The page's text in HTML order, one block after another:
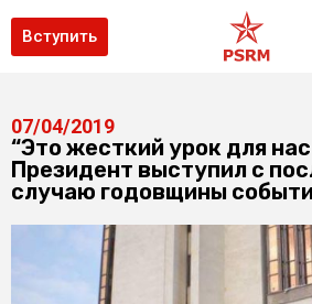
Вступить
07/04/2019
“Это жесткий урок для нас
Президент выступил с
случаю годовщины